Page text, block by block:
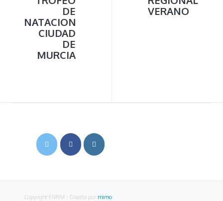
DE
NATACION
CIUDAD
DE
MURCIA
VERANO
Copyright FNRM - Diseño por mimo